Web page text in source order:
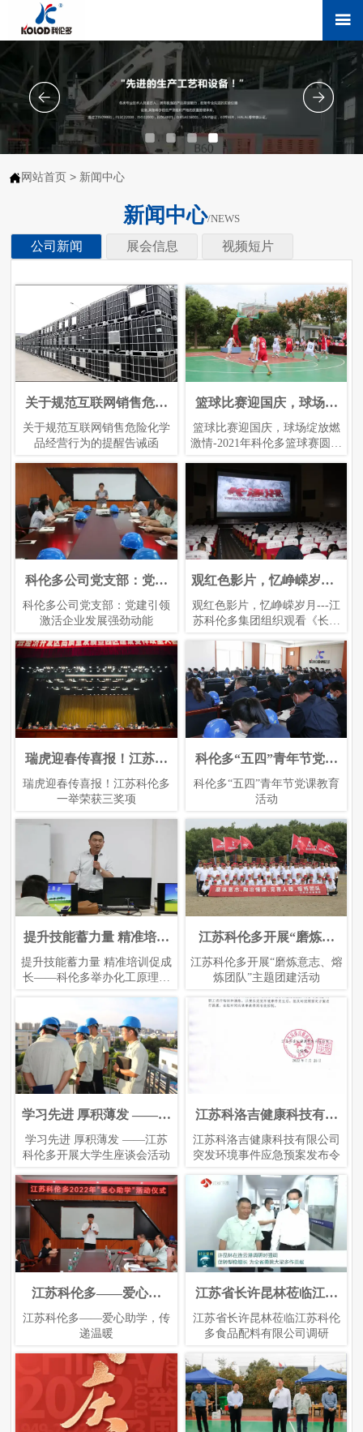

网站首页 > 新闻中心
新闻中心/NEWS
公司新闻 展会信息 视频短片
关于规范互联网销售危险
化学品经营行为的提醒告
诫函
关于规范互联网销售危险化学
品经营行为的提醒告诫函
篮球比赛迎国庆，球场绽
放燃激情-2021年科伦多篮
球赛圆满收官
篮球比赛迎国庆，球场绽放燃
激情-2021年科伦多篮球赛圆满
科伦多公司党支部：党建
引领激活企业发展强劲动
能
科伦多公司党支部：党建引领
激活企业发展强劲动能
观红色影片，忆峥嵘岁月--
-江苏科伦多集团组织观看
《长津湖》
观红色影片，忆峥嵘岁月---江
苏科伦多集团组织观看《长津
瑞虎迎春传喜报！江苏科
伦多一举荣获三奖项
瑞虎迎春传喜报！江苏科伦多
一举荣获三奖项
科伦多“五四”青年节党课
教育活动
科伦多“五四”青年节党课教育
活动
提升技能蓄力量 精准培训
促成长——科伦多举办化
工原理培训班
提升技能蓄力量 精准培训促成
长——科伦多举办化工原理培
江苏科伦多开展“磨炼意
志、熔炼团队”主题团建活
动
江苏科伦多开展“磨炼意志、熔
炼团队”主题团建活动
学习先进 厚积薄发 ——江
苏科伦多开展大学生座谈
会活动
学习先进 厚积薄发 ——江苏
科伦多开展大学生座谈会活动
江苏科洛吉健康科技有限
公司突发环境事件应急预
案发布令
江苏科洛吉健康科技有限公司
突发环境事件应急预案发布令
江苏科伦多——爱心助
学，传递温暖
江苏科伦多——爱心助学，传
递温暖
江苏省长许昆林莅临江苏
科伦多食品配料有限公司
调研
江苏省长许昆林莅临江苏科伦
多食品配料有限公司调研
科伦多参加CPHI世界原料
药展
科伦多参加CPHI世界原料药展
科伦多在伊朗食品展
科伦多在伊朗食品展
科伦多公司参加上海FIA生
物发酵展
科伦多公司参加上海FIA生物
发酵展
7.16-7.18参加美国IFT展
7.16-7.18参加美国IFT展
江苏科伦多参加南美原料
展
江苏科伦多参加南美原料展
科伦多参加中国国际化工
展览会——上海
科伦多参加中国国际化工展览
会——上海
江苏科伦多参加2022年广
州FIC食品添加剂展会
江苏科伦多参加2022年广州
FIC食品添加剂展会
2023年3月中国饲料工业展
览会
2023年3月中国饲料工业展览会
2023年4月青岛API药用辅
料配料展
2023年4月青岛API药用辅料配
料展
2023年5月日本食品配料展
2023年5月日本食品配料展
2023年6月份科伦多CHPI
展会
2023年6月份科伦多CHPI展会
2022年8月广州FIC
2022年8月广州FIC